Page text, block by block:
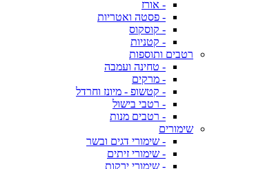
- אורז
- פסטה ואטריות
- קוסקוס
- קטניות
רטבים ותוספות
- טחינה ועמבה
- מרקים
- קטשופ - מיונז וחרדל
- רטבי בישול
- רטבים מנות
שימורים
- שימורי דגים ובשר
- שימורי זיתים
- שימורי ירקות